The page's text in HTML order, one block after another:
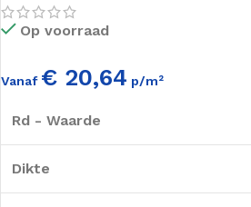
Op voorraad
Vanaf € 20,64 p/m²
Rd - Waarde
Dikte